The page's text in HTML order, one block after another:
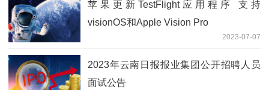
苹果更新TestFlight应用程序 支持
visionOS和Apple Vision Pro
2023-07-07
2023年云南日报报业集团公开招聘人员
面试公告